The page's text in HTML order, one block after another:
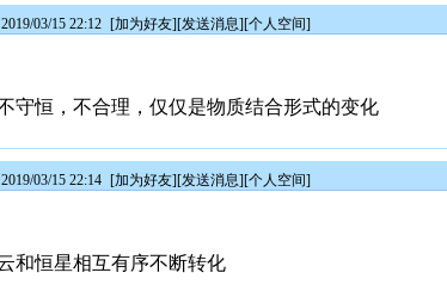
03/15 22:12 [加为好友][发送消息][个人空间]
守恒，不合理，仅仅是物质结合形式的变化
03/15 22:14 [加为好友][发送消息][个人空间]
和恒星相互有序不断转化